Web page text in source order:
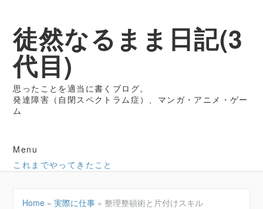
徒然なるまま日記(3
代目)
思ったことを適当に書くブログ。
発達障害（自閉スペクトラム症）、マンガ・アニメ・ゲー
ム
Menu
これまでやってきたこと
Home »実際に仕事 »整理整頓術と片付けスキル